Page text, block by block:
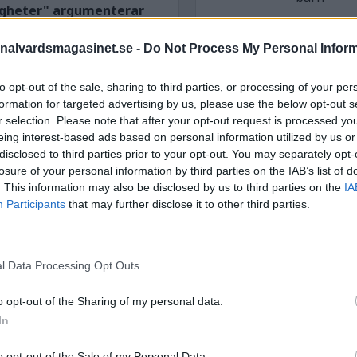
- Do Not Process My Personal
opt-out of the sale, sharing to third parties, or processing of your
for targeted advertising by us, please use the below opt-out
selection. Please note that after your opt-out request is processed
interest-based ads based on personal information utilized by us
to third parties prior to your opt-out. You may separately
of your personal information by third parties on the IAB’s list of
This information may also be disclosed by us to third parties on the
Participants that may further disclose it to other third parties.
Data Processing Opt Outs
opt-out of the Sharing of my personal data.
argumenterar
ska rösta om i höst.
Malmberg fem
om:
Kriminalvården
uppdraget.
. Remissinstanserna
barnrättskommitté.
barn och unga.Det
kanske till
Det finns i dag
får dock
som nu
att förebygga våld
våld genom till exempel
En nationell strategi
på att statliga
Stöd
PRENUMERERA PÅ
NYHETSBREV
ÄMNESORD